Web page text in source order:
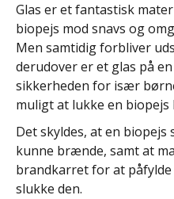
Glas er et fantastisk
biopejs mod snavs og
Men samtidig forbliver
derudover er et glas på
sikkerheden for især
muligt at lukke en biopejs
Det skyldes, at en
kunne brænde, samt at
brandkarret for at
slukke den.